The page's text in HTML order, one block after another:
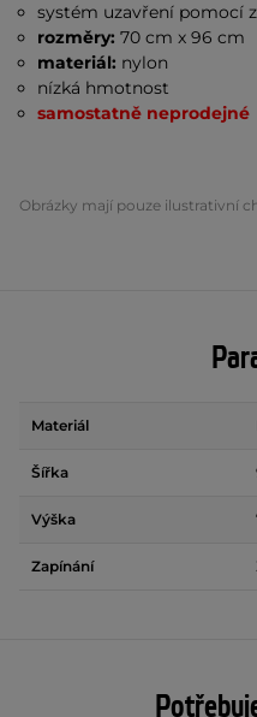
systém uzavření pomocí
rozměry:70 cm x 96 cm
materiál: nylon
nízká hmotnost
samostatně neprodejné
Obrázky mají pouze ilustrativní
Materiál
Šířka
Výška
Zapínání